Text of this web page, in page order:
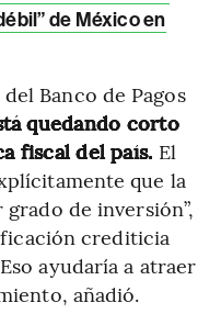
de México en
Banco de Pagos
quedando corto
fiscal del país. El
que la
de inversión”,
crediticia
ayudaría a atraer
añadió.